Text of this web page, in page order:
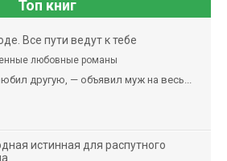
Топ книг
Все пути ведут к тебе
любовные романы
другую, — объявил муж на весь...
истинная для распутного